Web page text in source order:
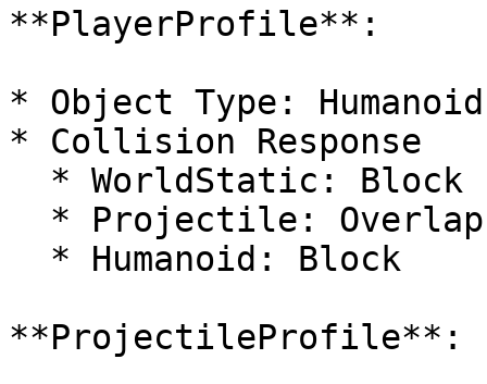
**PlayerProfile**:
* Object Type: Humanoid
* Collision Response
**ProjectileProfile**: